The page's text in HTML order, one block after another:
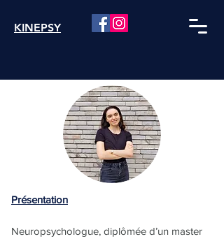
KINEPSY
Présentation
Neuropsychologue, diplômée d’un master